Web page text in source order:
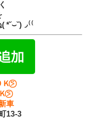
*˘⌣˘)◞⁽⁽
⍩⃝
⍩⃝
車
13-3